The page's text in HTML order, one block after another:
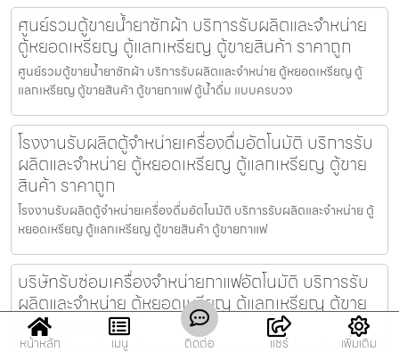
ศูนย์รวมตู้ขายน้ำยาซักผ้า บริการรับผลิตและจำหน่าย
ตู้หยอดเหรียญ ตู้แลกเหรียญ ตู้ขายสินค้า ราคาถูก
ศูนย์รวมตู้ขายน้ำยาซักผ้า บริการรับผลิตและจำหน่าย ตู้หยอดเหรียญ ตู้
แลกเหรียญ ตู้ขายสินค้า ตู้ขายกาแฟ ตู้น้ำดื่ม แบบครบวง
โรงงานรับผลิตตู้จำหน่ายเครื่องดื่ม​อัตโนมัติ บริการรับ
ผลิตและจำหน่าย ตู้หยอดเหรียญ ตู้แลกเหรียญ ตู้ขาย
สินค้า ราคาถูก
โรงงานรับผลิตตู้จำหน่ายเครื่องดื่ม​อัตโนมัติ บริการรับผลิตและจำหน่าย ตู้
หยอดเหรียญ ตู้แลกเหรียญ ตู้ขายสินค้า ตู้ขายกาแฟ
บริษัทรับซ่อมเครื่องจำหน่ายกาแฟ​อัตโนมัติ บริการรับ
ผลิตและจำหน่าย ตู้หยอดเหรียญ ตู้แลกเหรียญ ตู้ขาย
สินค้า ราคาถูก
หน้าหลัก เมนู ติดต่อ แชร์ เพิ่มเติม